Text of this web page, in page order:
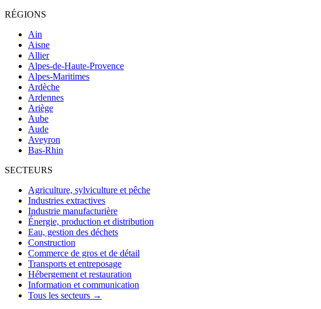
RÉGIONS
Ain
Aisne
Allier
Alpes-de-Haute-Provence
Alpes-Maritimes
Ardèche
Ardennes
Ariège
Aube
Aude
Aveyron
Bas-Rhin
SECTEURS
Agriculture, sylviculture et pêche
Industries extractives
Industrie manufacturière
Énergie, production et distribution
Eau, gestion des déchets
Construction
Commerce de gros et de détail
Transports et entreposage
Hébergement et restauration
Information et communication
Tous les secteurs →